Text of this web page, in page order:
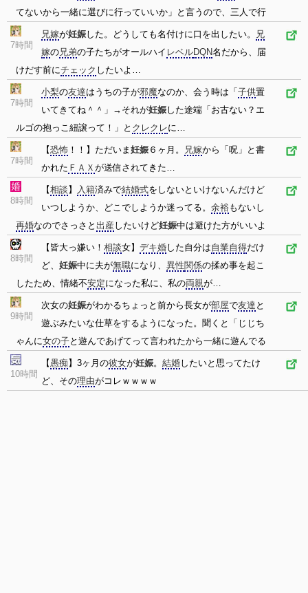
てないから一緒に選びに行っていいか」と言うので、三人で行
7時間
兄嫁が妊娠した。どうしても名付けに口を出したい。
兄
嫁の兄弟の子たちがオールハイ レベルDQN名だから、届
けだす前にチェック したいよ…
7時間
小梨の友達はうちの子が邪魔なのか、会う時は「 子供置
いてきてね＾＾」→それが妊娠した途端「お古ない？エ
ルゴの抱っこ紐譲って！」と クレクレに…
7時間
【恐怖 ！！】ただいま 妊娠 ６ヶ月。 兄嫁から「呪」と書
かれた ＦＡＸ が送信されてきた…
8時間
【相談 】 入籍済みで結婚式をしないといけないんだけど
いつしようか、どこでしようか迷ってる。 余裕もないし
再婚なのでさっさと 出産 したいけど妊娠中は避けた方がいいよ
8時間
【皆大っ嫌い！ 相談女】 デキ婚した自分は自業自得だけ
ど、 妊娠中に夫が無職になり、 異性関係の揉め事を起こ
したため、情緒不安定になった私に、私の両親が…
9時間
次女の妊娠がわかるちょっと前から長女が部屋で友達 と
遊ぶみたいな仕草をするようになった。聞くと「じじち
ゃんに女の子と遊んであげてって言われたから一緒に遊んでる
10時間
【愚痴 】3ヶ月の彼女が妊娠。 結婚したいと思ってたけ
ど、その理由がコレｗｗｗｗ